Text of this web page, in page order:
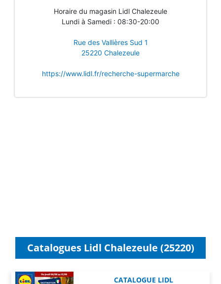
Horaire du magasin Lidl Chalezeule
Lundi à Samedi : 08:30-20:00
Rue des Vallières Sud 1
25220 Chalezeule
https://www.lidl.fr/recherche-supermarche
Catalogues Lidl Chalezeule (25220)
CATALOGUE LIDL